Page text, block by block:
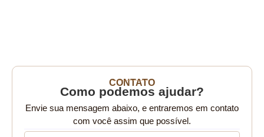
CONTATO
Como podemos ajudar?
Envie sua mensagem abaixo, e entraremos em contato
com você assim que possível.